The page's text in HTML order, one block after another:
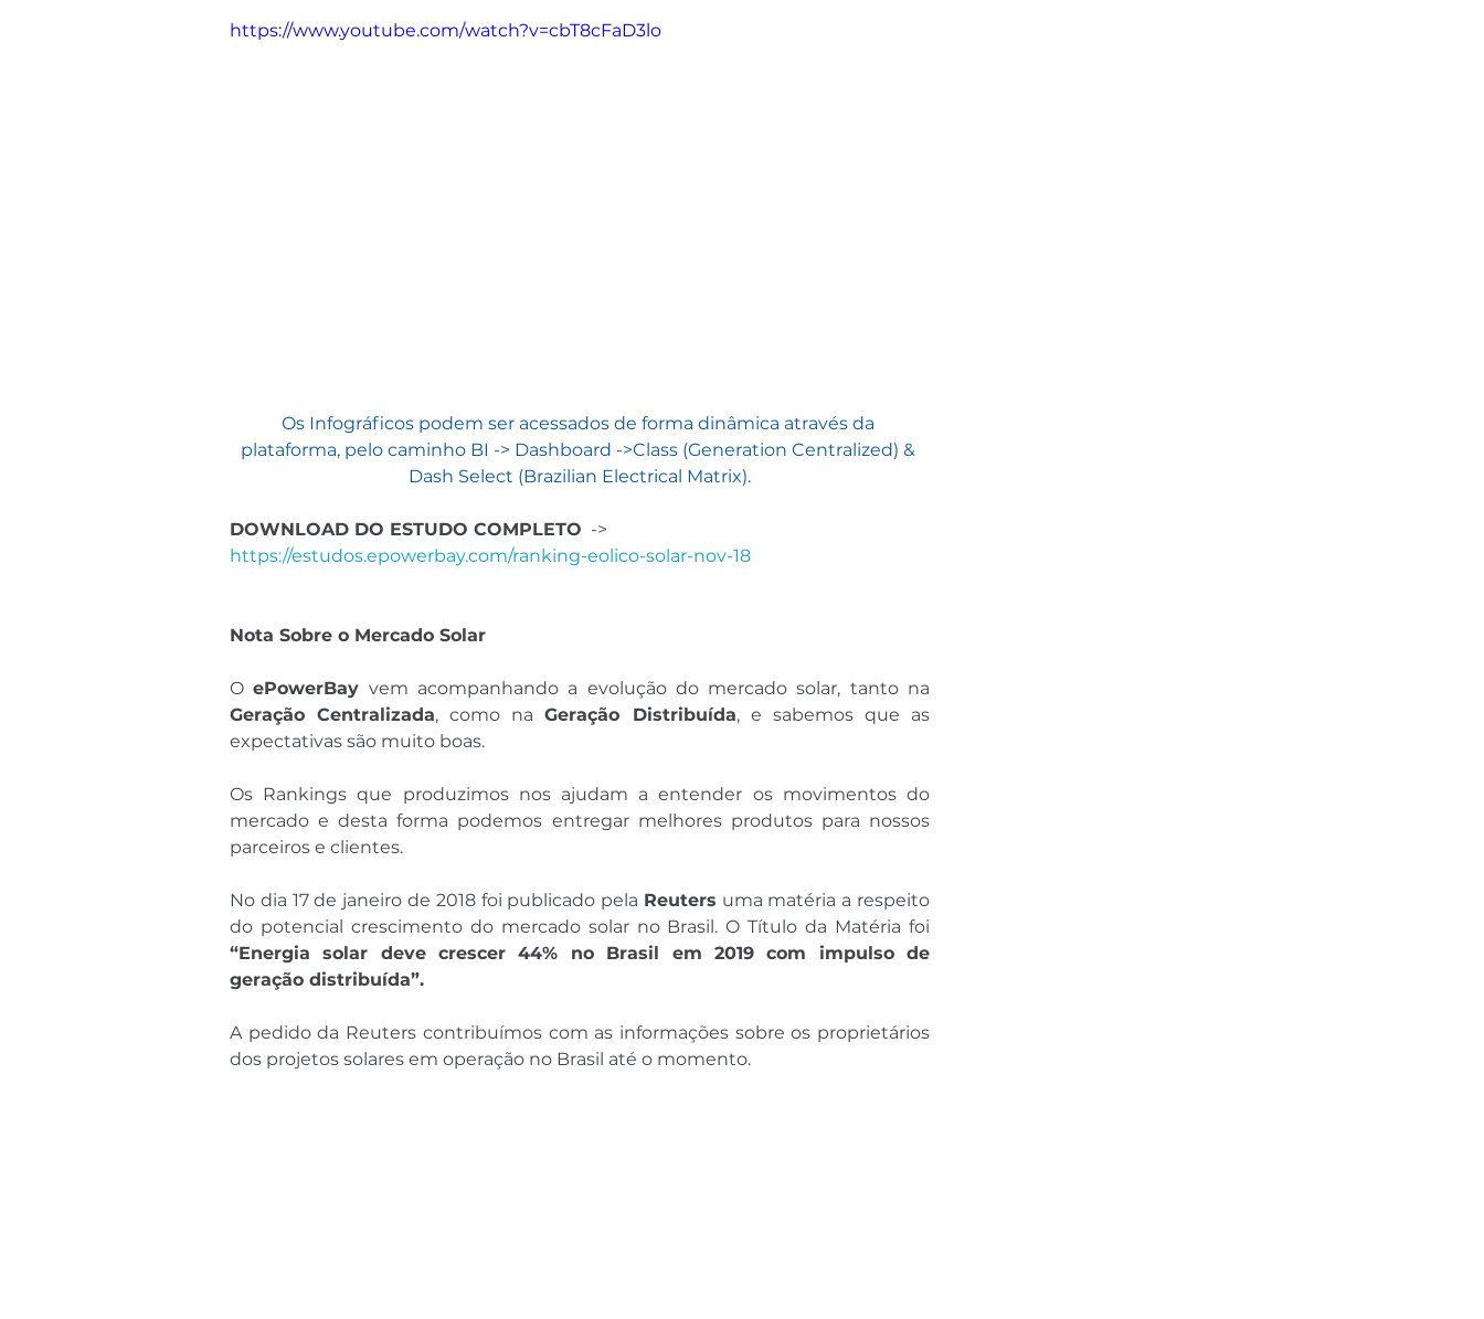
https://www.youtube.com/watch?v=cbT8cFaD3lo
Os Infográficos podem ser acessados de forma dinâmica através da
plataforma, pelo caminho BI -> Dashboard ->Class (Generation Centralized) &
Dash Select (Brazilian Electrical Matrix).
DOWNLOAD DO ESTUDO COMPLETO
  ->
https://estudos.epowerbay.com/ranking-eolico-solar-nov-18
Nota Sobre o Mercado Solar
O ePowerBay
Geração Centralizada, como na Geração Distribuída, e sabemos que as
expectativas são muito boas.
Os Rankings que produzimos nos ajudam a entender os movimentos do
mercado e desta forma podemos entregar melhores produtos para nossos
parceiros e clientes.
No dia 17 de janeiro de 2018 foi publicado pela Reuters uma matéria a respeito
“Energia solar deve crescer 44% no Brasil em 2019 com impulso de
geração distribuída”.
A pedido da Reuters contribuímos com as informações sobre os proprietários
dos projetos solares em operação no Brasil até o momento.